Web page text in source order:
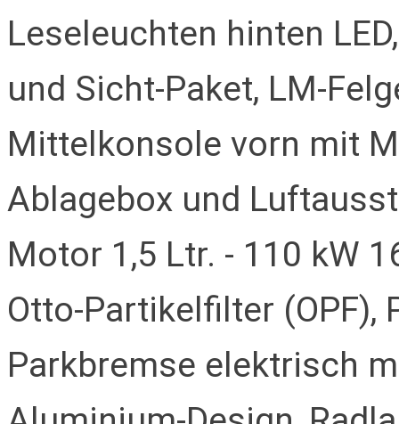
Leseleuchten hinten
und Sicht-Paket, LM-
Mittelkonsole vorn mit
Ablagebox und
Motor 1,5 Ltr. - 110 kW
Otto-Partikelfilter (OPF),
Parkbremse elektrisch